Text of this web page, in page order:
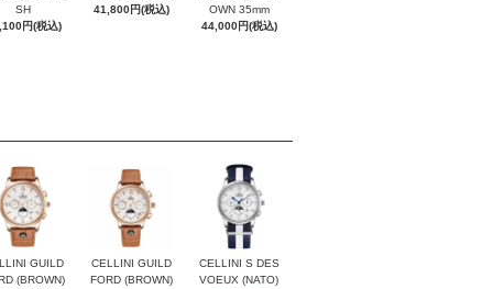
SH
円(税込)
41,800円(税込)
OWN 35mm
44,000円(税込)
GUILD
(BROWN)
CELLINI GUILD
FORD (BROWN)
CELLINI S DES
VOEUX (NATO)